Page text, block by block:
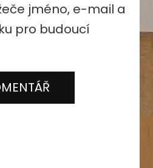
jméno, e-mail a
pro budoucí